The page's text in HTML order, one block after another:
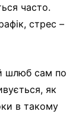
часто.
стрес –
шлюб сам по
як
в такому